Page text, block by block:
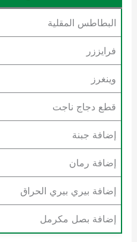
البطاطس المقلية
فرايززر
وينغرز
قطع دجاج ناجت
إضافة جبنة
إضافة رمان
إضافة بيري بيري الحراق
إضافة بصل مكرمل